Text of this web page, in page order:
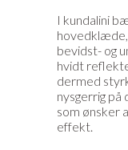
I kundalini
hovedklæde,
bevidst- og
hvidt
dermed
nysgerrig på
som ønsker
effekt.